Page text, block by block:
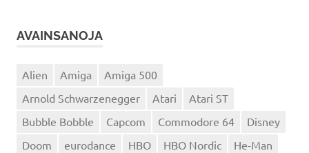
AVAINSANOJA
Alien Amiga
Amiga 500
Arnold Schwarzenegger
Atari
Atari ST
Bubble Bobble
Capcom Commodore 64
Disney
Doom
eurodance HBO HBO Nordic
He-Man